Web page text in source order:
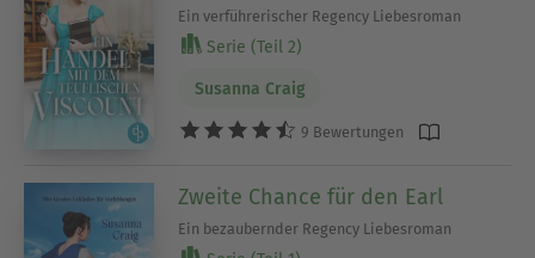
Ein verführerischer Regency Liebesroman
Serie (Teil 2)
Susanna Craig
9 Bewertungen
Zweite Chance für den Earl
Ein bezaubernder Regency Liebesroman